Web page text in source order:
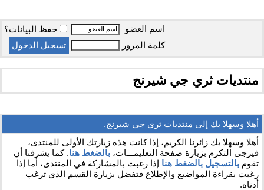
اسم العضو
حفظ البيانات؟
كلمة المرور
منتديات ثري جي شيرنج
أهلا وسهلا بك إلى منتديات ثري جي شيرنج.
أهلا وسهلا بك زائرنا الكريم، إذا كانت هذه زيارتك الأولى للمنتدى،
فيرجى التكرم بزيارة صفحة التعليمـــات، بالضغط هنا. كما يشرفنا أن
تقوم بالتسجيل بالضغط هنا إذا رغبت بالمشاركة في المنتدى، أما إذا
رغبت بقراءة المواضيع والإطلاع فتفضل بزيارة القسم الذي ترغب
أدناه.